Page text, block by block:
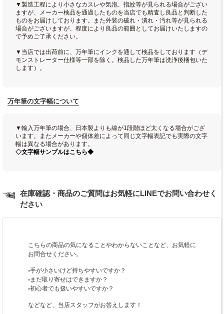
▼製造工程により小さなカスレや気泡、指紋等が見られる場合がござい
ますが、メーカー検品を通過したものを当店でも精査し良品と判断した
ものをお届けしております。また外装の破れ・潰れ・汚れ等が見られる
場合がございますが、程度により良品の範囲としてお届けいたしますの
で予めご了承ください。
▼当店では出荷前に、万年筆にインクを通して検品をしております（デ
モンストレーター仕様等一部を除く。検品した万年筆は洗浄後梱包いた
します）。
万年筆の文字幅について
▼輸入万年筆の場合、日本製よりも線が1段階ほど太くなる場合がござ
います。またメーカーや個体差によって同じ文字幅表記でも実際の文字
幅は異なる場合があります。
◇文字幅サンプルはこちら◆
在庫確認・商品のご質問はお気軽にLINEでお問い合わせく
ださい
こちらの商品の気になることやわからないことなど、お気軽に
お問合せください。
◦手が小さいけど持ちやすいですか？
◦まだ取り寄せはできますか？
◦初心者でも扱いやすいですか？
などなど、当店スタッフがお答えします！